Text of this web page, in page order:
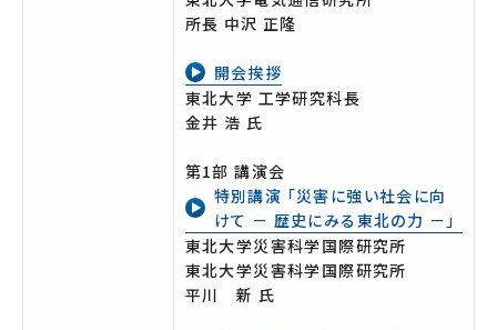
所長 中沢 正隆
開会挨拶
東北大学 工学研究科長
金井 浩 氏
第1部 講演会
特別講演 「災害に強い社会に向
けて － 歴史にみる東北の力 －」
東北大学災害科学国際研究所
東北大学災害科学国際研究所
平川 新 氏